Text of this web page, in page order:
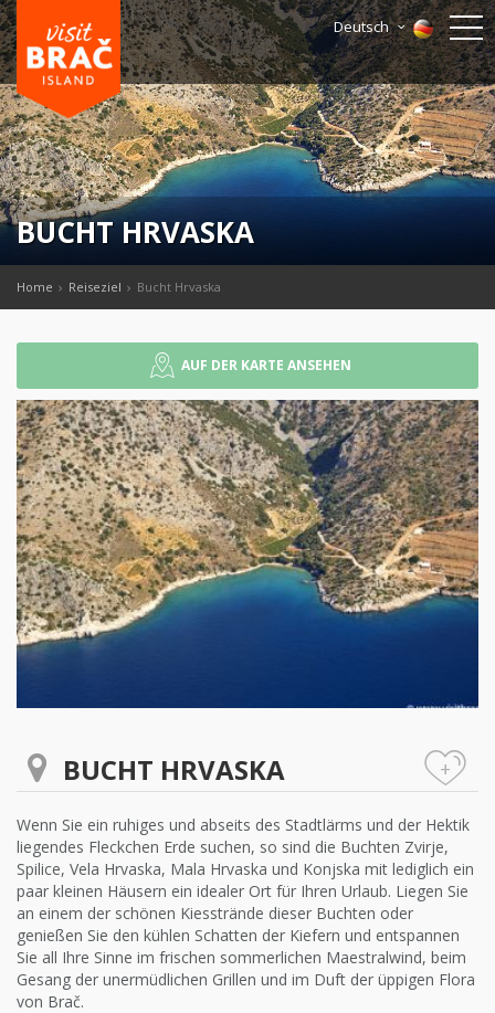
Deutsch
BUCHT HRVASKA
Home Reiseziel Bucht Hrvaska
AUF DER KARTE ANSEHEN
BUCHT HRVASKA +
Wenn Sie ein ruhiges und abseits des Stadtlärms und der Hektik
liegendes Fleckchen Erde suchen, so sind die Buchten Zvirje,
Spilice, Vela Hrvaska, Mala Hrvaska und Konjska mit lediglich ein
paar kleinen Häusern ein idealer Ort für Ihren Urlaub. Liegen Sie
an einem der schönen Kiesstrände dieser Buchten oder
genießen Sie den kühlen Schatten der Kiefern und entspannen
Sie all Ihre Sinne im frischen sommerlichen Maestralwind, beim
Gesang der unermüdlichen Grillen und im Duft der üppigen Flora
von Brač.